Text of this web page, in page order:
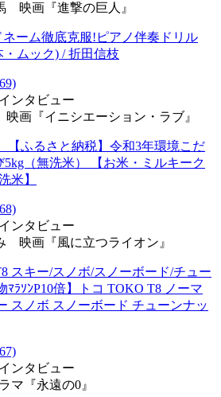
映画『進撃の巨人』
ーム徹底克服!ピアノ伴奏ドリル
ムック) / 折田信枝
ンタビュー
画『イニシエーション・ラブ』
【ふるさと納税】令和3年環境こだ
（無洗米） 【お米・ミルキーク
米】
ンタビュー
映画『風に立つライオン』
スキー/スノボ/スノーボード/チュー
ﾏﾗｿﾝP10倍】トコ TOKO T8 ノーマ
スノボ スノーボード チューンナッ
ンタビュー
『永遠の0』